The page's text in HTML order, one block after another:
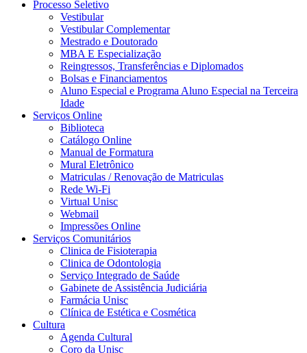
Processo Seletivo
Vestibular
Vestibular Complementar
Mestrado e Doutorado
MBA E Especialização
Reingressos, Transferências e Diplomados
Bolsas e Financiamentos
Aluno Especial e Programa Aluno Especial na Terceira
Idade
Serviços Online
Biblioteca
Catálogo Online
Manual de Formatura
Mural Eletrônico
Matriculas / Renovação de Matriculas
Rede Wi-Fi
Virtual Unisc
Webmail
Impressões Online
Serviços Comunitários
Clinica de Fisioterapia
Clinica de Odontologia
Serviço Integrado de Saúde
Gabinete de Assistência Judiciária
Farmácia Unisc
Clínica de Estética e Cosmética
Cultura
Agenda Cultural
Coro da Unisc